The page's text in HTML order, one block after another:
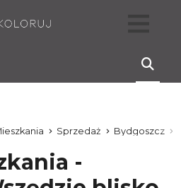
Sprzedaż Bydgoszcz
-